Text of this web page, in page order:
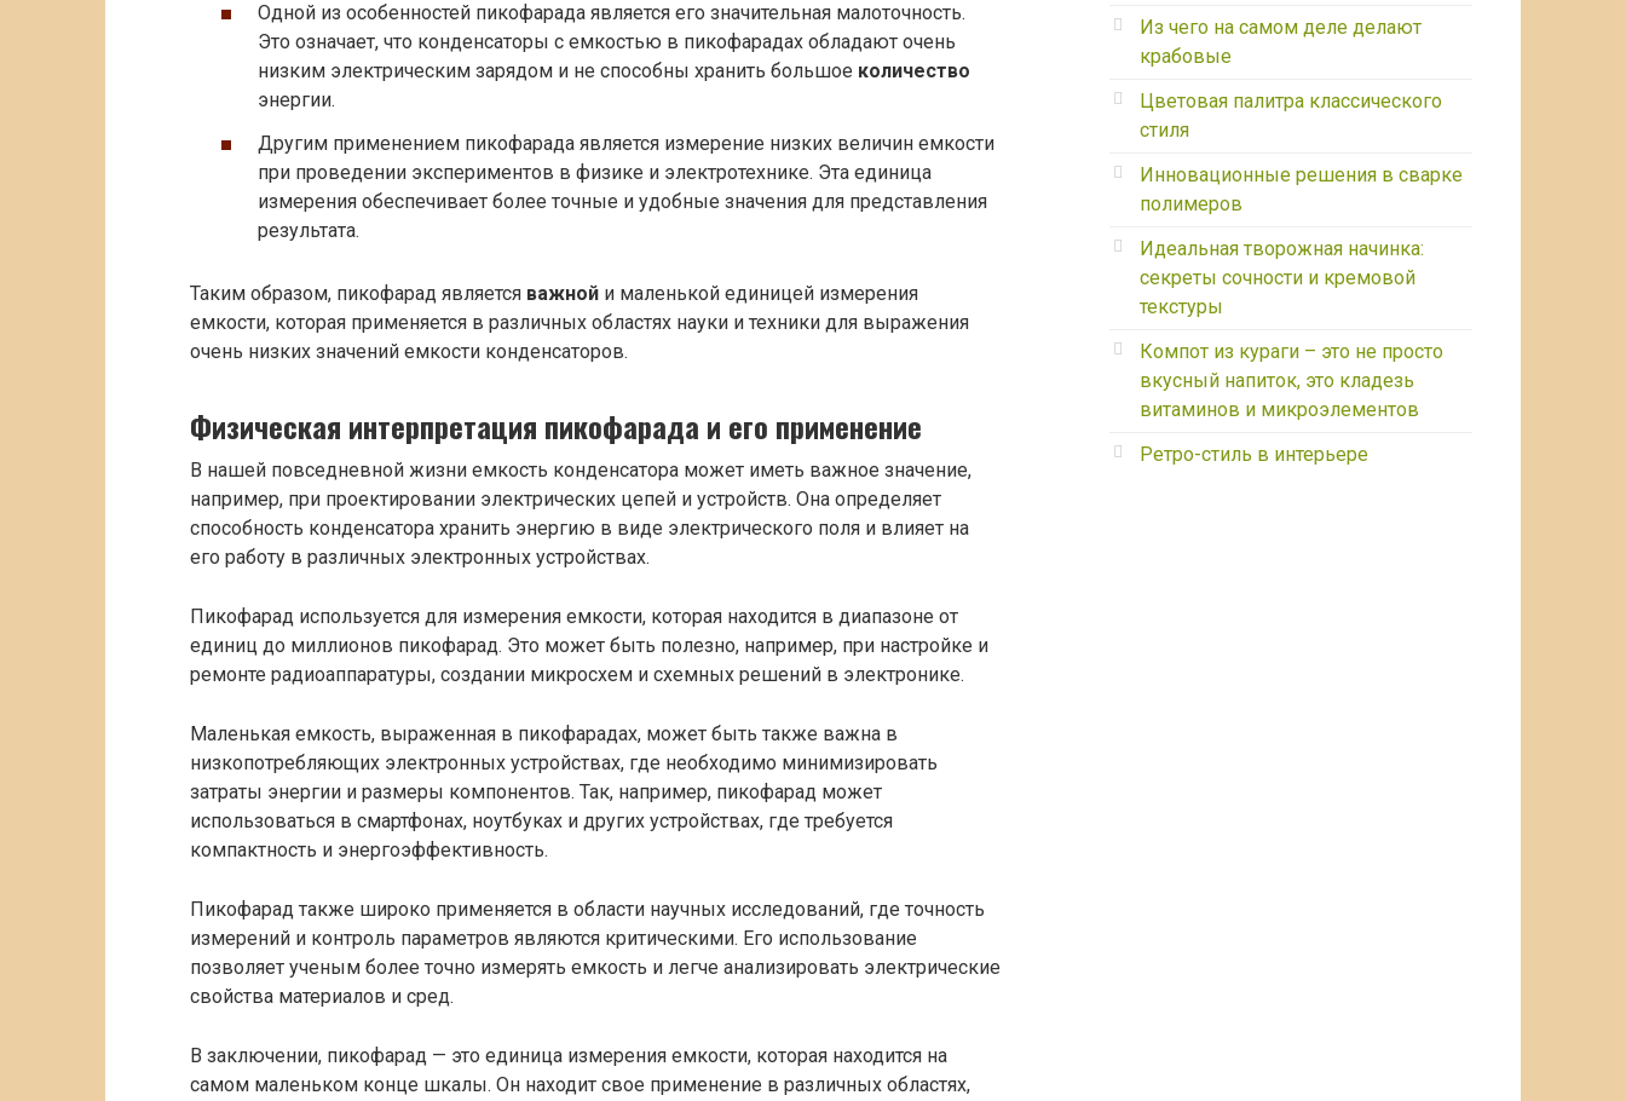
Одной из особенностей пикофарада является его значительная малоточность.
Это означает, что конденсаторы с емкостью в пикофарадах обладают очень
низким электрическим зарядом и не способны хранить большое количество
энергии.
Другим применением пикофарада является измерение низких величин емкости
при проведении экспериментов в физике и электротехнике. Эта единица
измерения обеспечивает более точные и удобные значения для представления
результата.
Таким образом, пикофарад является важной и маленькой единицей измерения
емкости, которая применяется в различных областях науки и техники для выражения
очень низких значений емкости конденсаторов.
Физическая интерпретация пикофарада и его применение
В нашей повседневной жизни емкость конденсатора может иметь важное значение,
например, при проектировании электрических цепей и устройств. Она определяет
способность конденсатора хранить энергию в виде электрического поля и влияет на
его работу в различных электронных устройствах.
Пикофарад используется для измерения емкости, которая находится в диапазоне от
единиц до миллионов пикофарад. Это может быть полезно, например, при настройке и
ремонте радиоаппаратуры, создании микросхем и схемных решений в электронике.
Маленькая емкость, выраженная в пикофарадах, может быть также важна в
низкопотребляющих электронных устройствах, где необходимо минимизировать
затраты энергии и размеры компонентов. Так, например, пикофарад может
использоваться в смартфонах, ноутбуках и других устройствах, где требуется
компактность и энергоэффективность.
Пикофарад также широко применяется в области научных исследований, где точность
измерений и контроль параметров являются критическими. Его использование
позволяет ученым более точно измерять емкость и легче анализировать электрические
свойства материалов и сред.
В заключении, пикофарад — это единица измерения емкости, которая находится на
самом маленьком конце шкалы. Он находит свое применение в различных областях,
Из чего на самом деле делают
крабовые
Цветовая палитра классического
стиля
Инновационные решения в сварке
полимеров
Идеальная творожная начинка:
секреты сочности и кремовой
текстуры
Компот из кураги – это не просто
вкусный напиток, это кладезь
витаминов и микроэлементов
Ретро-стиль в интерьере